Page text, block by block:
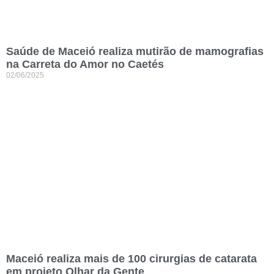
Saúde de Maceió realiza mutirão de mamografias
na Carreta do Amor no Caetés
02/06/2025
Maceió realiza mais de 100 cirurgias de catarata
em projeto Olhar da Gente